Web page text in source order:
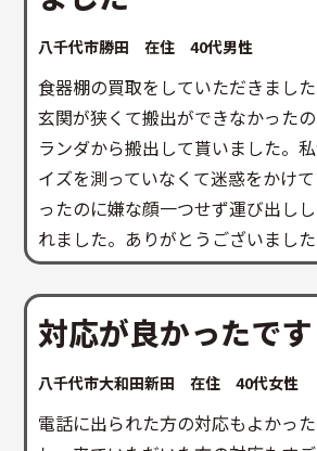
八千代市勝田 在住 40代男性
食器棚の買取をしていただきました
玄関が狭くて搬出ができなかった
ランダから搬出して貰いました。
イズを測っていなくて迷惑をかけ
ったのに嫌な顔一つせず運び出しし
れました。ありがとうございました
対応が良かったです
八千代市大和田新田 在住 40代女性
電話に出られた方の対応もよかっ